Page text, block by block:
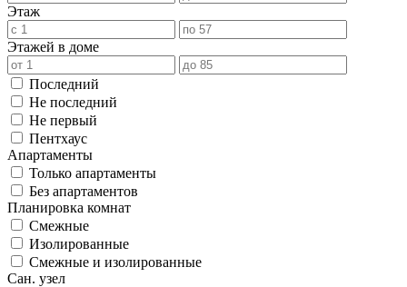
Этаж
Этажей в доме
Последний
Не последний
Не первый
Пентхаус
Апартаменты
Только апартаменты
Без апартаментов
Планировка комнат
Смежные
Изолированные
Смежные и изолированные
Сан. узел